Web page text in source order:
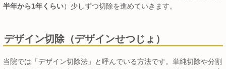
半年から1年くらい）少しずつ切除を進めていきます。
デザイン切除（デザインせつじょ）
当院では「デザイン切除法」と呼んでいる方法です。単純切除や分割